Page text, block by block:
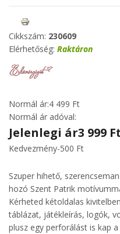
Cikkszám: 230609
Elérhetőség: Raktáron
Normál ár:4 499 Ft
Normál ár adóval:
Jelenlegi ár3 999
Kedvezmény-500 Ft
Szuper hihető,
hozó Szent Patrik
Kérheted kétoldalas
táblázat, játékleírás, logók,
plusz egy perforálást is kap